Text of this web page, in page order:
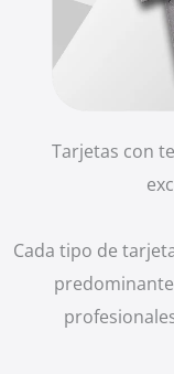
Tarjetas con
Cada tipo de